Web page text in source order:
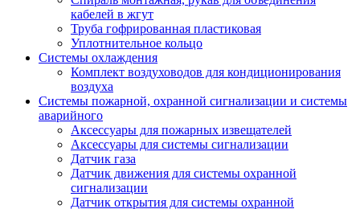
кабелей в жгут
Труба гофрированная пластиковая
Уплотнительное кольцо
Системы охлаждения
Комплект воздуховодов для кондиционирования
воздуха
Системы пожарной, охранной сигнализации и системы
аварийного
Аксессуары для пожарных извещателей
Аксессуары для системы сигнализации
Датчик газа
Датчик движения для системы охранной
сигнализации
Датчик открытия для системы охранной